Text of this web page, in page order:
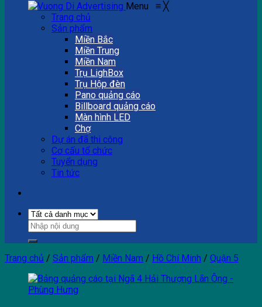
Menu ≡ ╳
Trang chủ
Sản phẩm
Miền Bắc
Miền Trung
Miền Nam
Trụ LighBox
Trụ Hộp đèn
Pano quảng cáo
Billboard quảng cáo
Màn hình LED
Chợ
Dự án đã thi công
Cơ cấu tổ chức
Tuyển dụng
Tin tức
Trang chủ / Sản phẩm / Miền Nam / Hồ Chí Minh / Quận 5